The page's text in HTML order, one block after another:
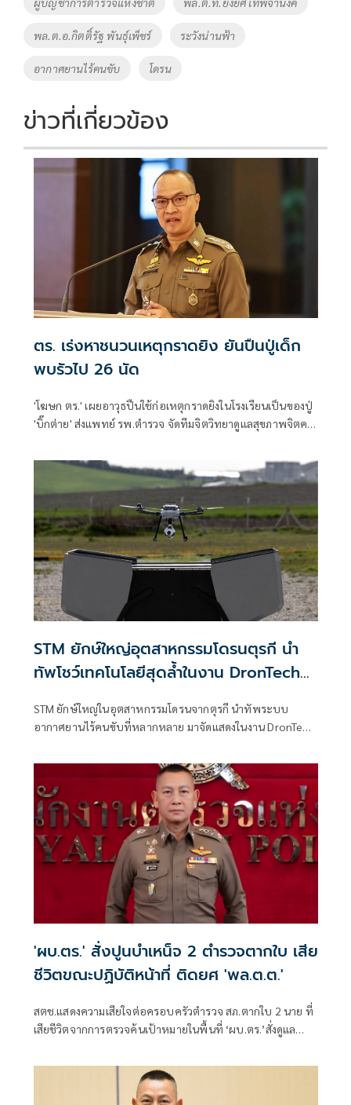
k k
พล.ต.อ.กิตติ์รัฐ พันธุ์เพ็ชร์ ระวังน่านฟ้า
อากาศยานไร้คนขับ โดรน
ข่าวที่เกี่ยวข้อง
ตร. เร่งหาชนวนเหตุกราดยิง ยันปืนปู่เด็ก
พบรัวไป 26 นัด
'โฆษก ตร.' เผยอาวุธปืนใช้ก่อเหตุกราดยิงในโรงเรียนเป็นของปู่
'บิ๊กต่าย' ส่งแพทย์ รพ.ตำรวจ จัดทีมจิตวิทยาดูแลสุขภาพจิตครู
STM ยักษ์ใหญ่อุตสาหกรรมโดรนตุรกี นำ
ทัพโชว์เทคโนโลยีสุดล้ำในงาน DronTech
STM ยักษ์ใหญ่ในอุตสาหกรรมโดรนจากตุรกี นำทัพระบบ
อากาศยานไร้คนขับที่หลากหลาย มาจัดแสดงในงาน DronTech
การประชุมอิมแพ็ค เมืองทองธานี ที่สามารถรองรับทุกภารกิจ
ป้องกันประเทศ พร้อมขับเคลื่อนอุตสาหกรรม UAV ด้วย AI และ
ระบบอัตโนมัติ ส่งออกกว่า 15 ประเทศ มุ่งสู่ผู้นำเทคโนโลยีไร้
คนขับระดับโลก
'ผบ.ตร.' สั่งปูนบำเหน็จ 2 ตำรวจตากใบ เสีย
ชีวิตขณะปฏิบัติหน้าที่ ติดยศ 'พล.ต.ต.'
สตช.แสดงความเสียใจต่อครอบครัวตำรวจ สภ.ตากใบ 2 นาย ที่
เสียชีวิตจากการตรวจค้นเป้าหมายในพื้นที่ ‘ผบ.ตร.’สั่งดูแล
จากเหตุดังกล่าว